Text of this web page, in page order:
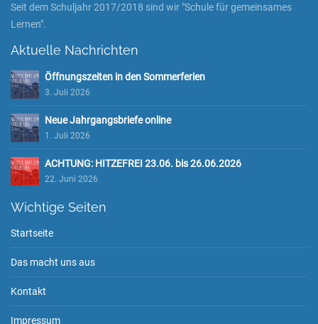
Seit dem Schuljahr 2017/2018 sind wir "Schule für gemeinsames
Lernen".
Aktuelle Nachrichten
Öffnungszeiten in den Sommerferien
3. Juli 2026
Neue Jahrgangsbriefe online
1. Juli 2026
ACHTUNG: HITZEFREI 23.06. bis 26.06.2026
22. Juni 2026
Wichtige Seiten
Startseite
Das macht uns aus
Kontakt
Impressum